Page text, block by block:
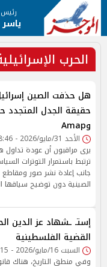
رئيس
الحرب
هل حذفت الصين
وAmap
الأحد 31/مايو/2026 - 08:46 ص
ترتبط باستمرار التوترات
جانب إعادة نشر صور
الصينية دون توضيح سياقها
إستـ ـشهاد عز الدين
القضية الفلسطينية
السبت 16/مايو/2026 - 03:15 م
وفي منطق التاريخ، هناك